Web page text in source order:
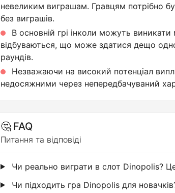
невеликим виграшам. Гравцям потрібно
без виграшів.
В основній грі інколи можуть
відбуваються, що може здатися дещо
раундів.
Незважаючи на високий потенціал
недосяжними через непередбачуваний
🤔 FAQ
Питання та відповіді
Чи реально виграти в слот Dinopolis?
Чи підходить гра Dinopolis для